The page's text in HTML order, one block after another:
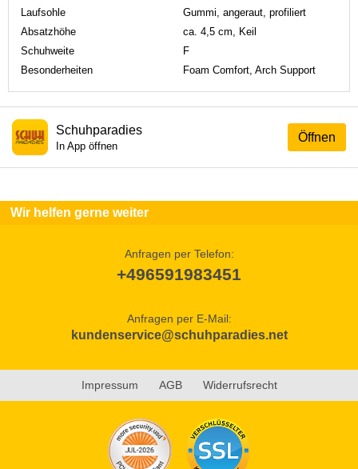
Laufsohle
Gummi, angeraut, profiliert
Absatzhöhe
ca. 4,5 cm, Keil
Schuhweite
F
Besonderheiten
Foam Comfort, Arch Support
Öffnen
Schuhparadies
In App öffnen
Wir helfen gerne weiter
Anfragen per Telefon:
+496591983451
Anfragen per E-Mail:
kundenservice@schuhparadies.net
Impressum AGB Widerrufsrecht